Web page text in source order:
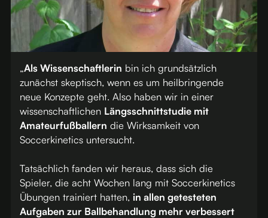
„Als Wissenschaftlerin bin ich grundsätzlich
zunächst skeptisch, wenn es um heilbringende
neue Konzepte geht. Also haben wir in einer
wissenschaftlichen Längsschnittstudie mit
Amateurfußballern die Wirksamkeit von
Soccerkinetics untersucht.
Tatsächlich fanden wir heraus, dass sich die
Spieler, die acht Wochen lang mit Soccerkinetics
Übungen trainiert hatten, in allen getesteten
Aufgaben zur Ballbehandlung mehr verbessert